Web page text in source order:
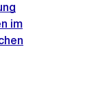
im